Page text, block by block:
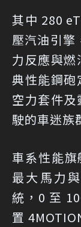
其中 280
壓汽油引擎
力反應與燃
典性能鋼砲
空力套件
駛的車迷族
車系性能
最大馬力
統，0 至
置